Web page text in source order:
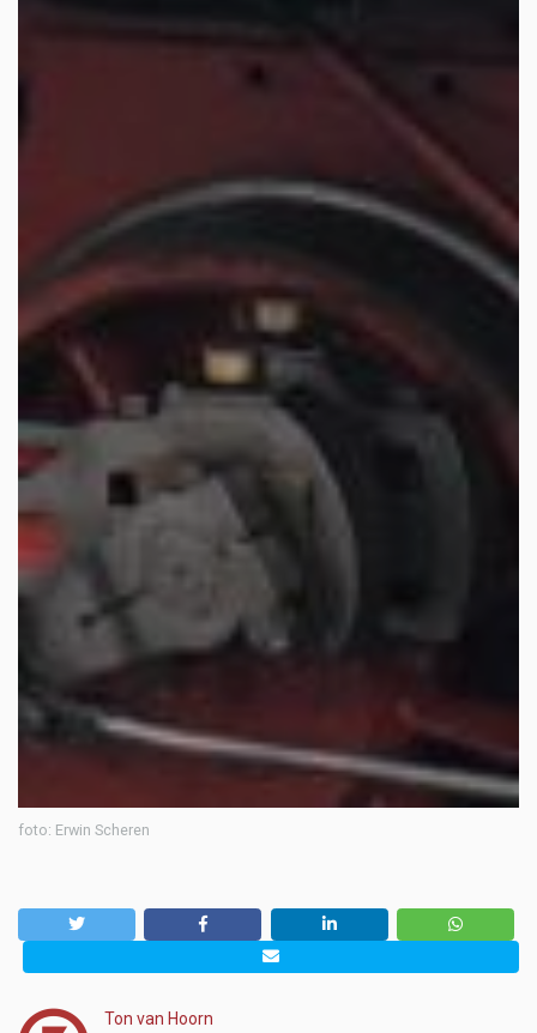
foto: Erwin Scheren
Ton van Hoorn